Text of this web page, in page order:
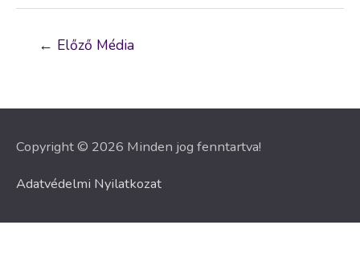
Bejegyzés
← Előző Média
Copyright © 2026 Minden jog fenntartva!
Adatvédelmi Nyilatkozat